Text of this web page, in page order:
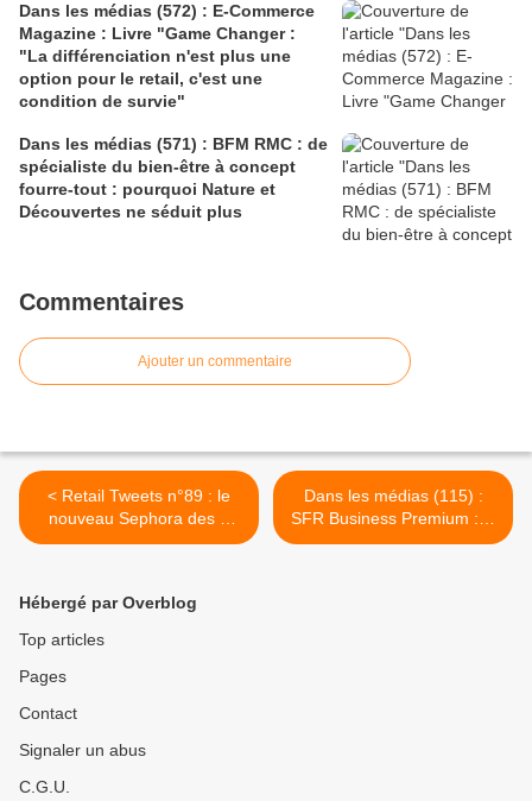
Dans les médias (572) : E-Commerce
Magazine : Livre "Game Changer :
"La différenciation n'est plus une
option pour le retail, c'est une
condition de survie"
Dans les médias (571) : BFM RMC : de
spécialiste du bien-être à concept
fourre-tout : pourquoi Nature et
Découvertes ne séduit plus
Commentaires
Ajouter un commentaire
< Retail Tweets n°89 : le
nouveau Sephora des 4
Temps de La Défense
Dans les médias (115) :
SFR Business Premium : le
développement du
Hébergé par Overblog
Top articles
Pages
Contact
Signaler un abus
C.G.U.